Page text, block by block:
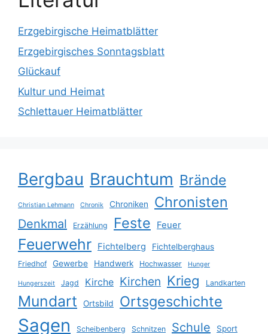
Erzgebirgische Heimatblätter
Erzgebirgisches Sonntagsblatt
Glückauf
Kultur und Heimat
Schlettauer Heimatblätter
Bergbau Brauchtum Brände
Christian Lehmann Chronik Chroniken Chronisten
Denkmal Erzählung Feste Feuer
Feuerwehr Fichtelberg Fichtelberghaus
Friedhof Gewerbe Handwerk Hochwasser Hunger
Hungerszeit Jagd Kirche Kirchen Krieg Landkarten
Mundart Ortsbild Ortsgeschichte
Sagen Scheibenberg Schnitzen Schule Sport